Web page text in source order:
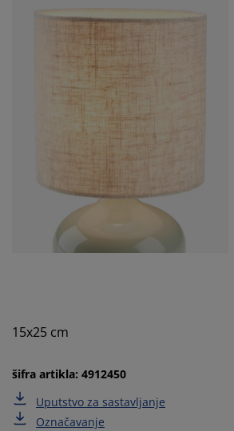
15x25 cm
šifra artikla: 4912450
Uputstvo za sastavljanje
Označavanje